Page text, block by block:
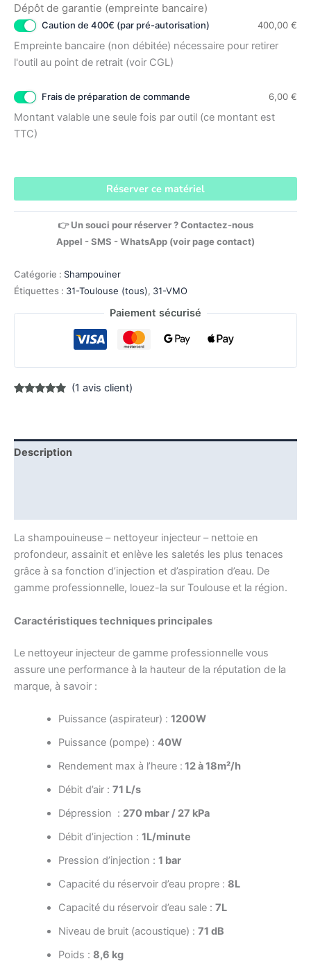
Dépôt de garantie (empreinte bancaire)
Caution de 400€ (par pré-autorisation) 400,00 €
Empreinte bancaire (non débitée) nécessaire pour retirer
l'outil au point de retrait (voir CGL)
Frais de préparation de commande 6,00 €
Montant valable une seule fois par outil (ce montant est
TTC)
Réserver ce matériel
👉 Un souci pour réserver ? Contactez-nous
Appel - SMS - WhatsApp (voir page contact)
Catégorie : Shampouiner
Étiquettes : 31-Toulouse (tous), 31-VMO
Paiement sécurisé
client
(1 avis client)
Description
La shampouineuse – nettoyeur injecteur – nettoie en
profondeur, assainit et enlève les saletés les plus tenaces
grâce à sa fonction d’injection et d’aspiration d’eau. De
gamme professionnelle, louez-la sur Toulouse et la région.
Caractéristiques techniques principales
Le nettoyeur injecteur de gamme professionnelle vous
assure une performance à la hauteur de la réputation de la
marque, à savoir :
Puissance (aspirateur) : 1200W
Puissance (pompe) : 40W
Rendement max à l’heure : 12 à 18m²/h
Débit d’air : 71 L/s
Dépression : 270 mbar / 27 kPa
Débit d’injection : 1L/minute
Pression d’injection : 1 bar
Capacité du réservoir d’eau propre : 8L
Capacité du réservoir d’eau sale : 7L
Niveau de bruit (acoustique) : 71 dB
Poids : 8,6 kg